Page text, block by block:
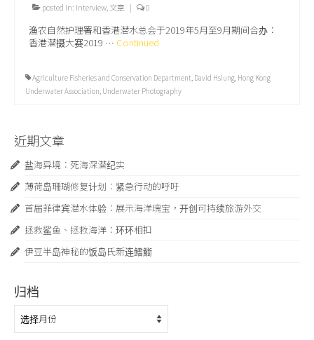
posted in: Interview 文章 | 0
渔农自然护理署和香港潜水总会于2019年5月至9月期间合办：
香港潜摄大赛2019 … Continued
Agriculture Fisheries and Conservation Department David Hsiung Hong Kong
Underwater Association Underwater Photography
近期文章
盐海异境：死海深潜纪实
薄荷岛珊瑚修复计划：紧急行动的呼吁
首届菲律宾潜水体验：展示海洋瑰宝，开创可持续旅游外交
拯救鲨鱼、拯救海洋：环环相扣
伊豆半岛神秘的饭岛氏新连鳍䲗
归档
归
档